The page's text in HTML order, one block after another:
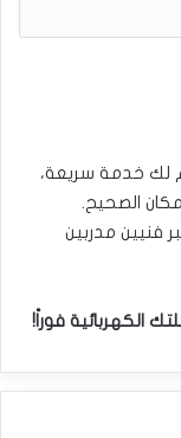
لك خدمة سريعة،
الصحيح.
فنيين مدربين
الكهربائية فوراً!